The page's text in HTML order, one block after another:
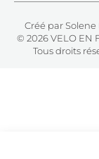
© 2026 VELO EN
Tous droits
Créé par Solene